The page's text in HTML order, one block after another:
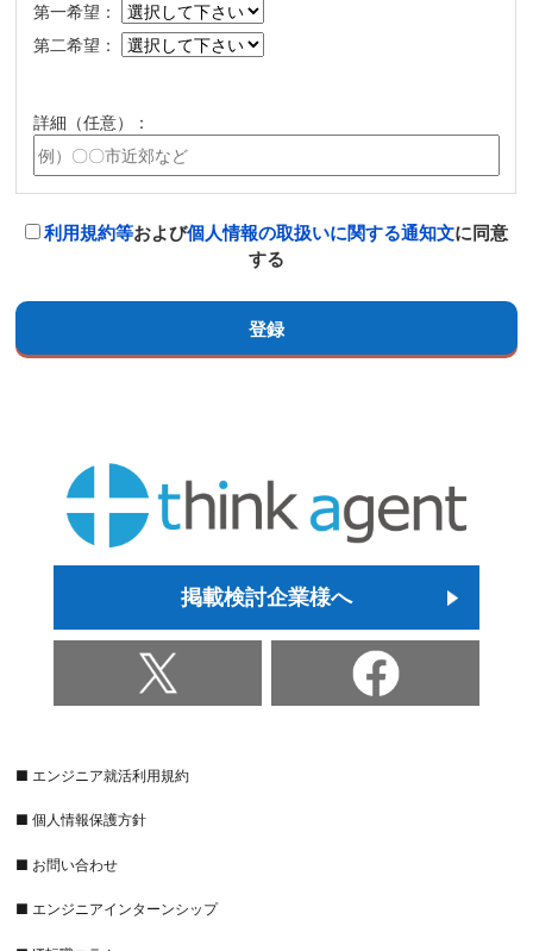
第一希望：
第二希望：
詳細（任意）：
利用規約等および個人情報の取扱いに関する通知文に同意
する
掲載検討企業様へ
■ エンジニア就活利用規約
■ 個人情報保護方針
■ お問い合わせ
■ エンジニアインターンシップ